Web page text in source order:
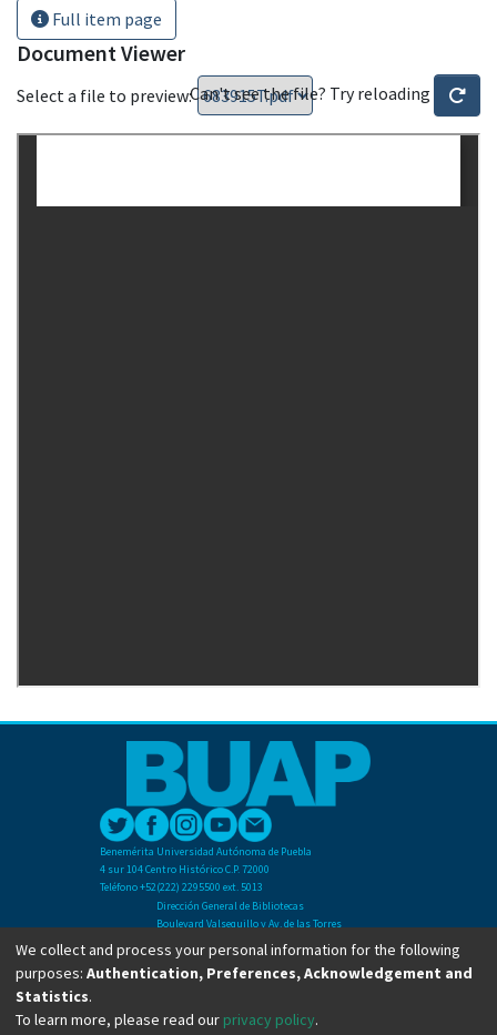
Full item page
Document Viewer
Select a file to preview:Can't see the file? Try reloading
Benemérita Universidad Autónoma de Puebla
4 sur 104 Centro Histórico C.P. 72000
Teléfono +52(222) 2295500 ext. 5013
Dirección General de Bibliotecas
Boulevard Valsequillo y Av. de las Torres
Ciudad Universitaria. Col. San Manuel
C.P. 72570
Teléfono +52 (222) 2295500 Ext 2901
We collect and process your personal information for the following
purposes: Authentication, Preferences, Acknowledgement and
Statistics.
To learn more, please read our privacy policy.